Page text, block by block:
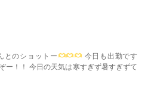
とのショットー
今日も出勤です
ー！！ 今日の天気は寒すぎず暑すぎずて